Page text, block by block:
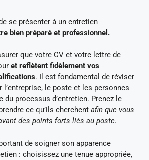
se présenter à un entretien
bien préparé et professionnel.
que votre CV et votre lettre de
et reflètent fidèlement vos
. Il est fondamental de réviser
l’entreprise, le poste et les personnes
du processus d’entretien. Prenez le
ce qu’ils cherchent afin que vous
des points forts liés au poste.
de soigner son apparence
: choisissez une tenue appropriée,